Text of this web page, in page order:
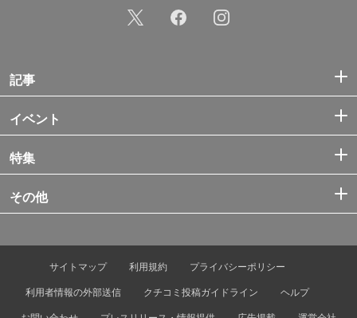
記事
イベント
特集
その他
サイトマップ 利用規約
プライバシーポリシー
利用者情報の外部送信
クチコミ投稿ガイドライン
ヘルプ